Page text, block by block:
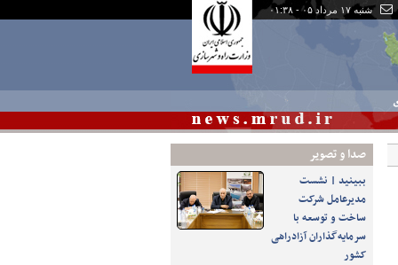
شنبه ۱۷ مرداد ۰۵ - ۰۱:۳۸
صدا و تصوير
ببینید | نشست
مدیرعامل شرکت
ساخت و توسعه با
سرمایه‌گذاران آزادراهی
کشور